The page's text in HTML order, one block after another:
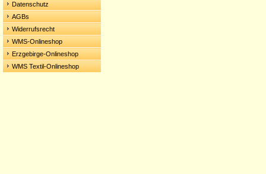
Datenschutz
AGBs
Widerrufsrecht
WMS-Onlineshop
Erzgebirge-Onlineshop
WMS Textil-Onlineshop